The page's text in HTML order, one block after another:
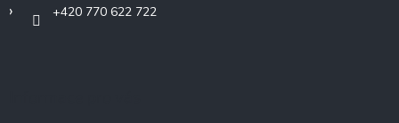
+420 770 622 722